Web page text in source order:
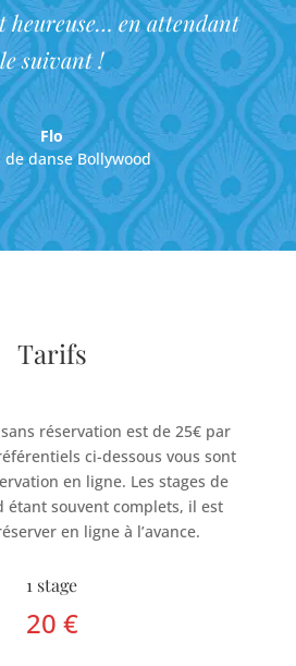
heureuse… en attendant
le suivant !
Flo
de danse Bollywood
Tarifs
réservation est de 25€ par
ci-dessous vous sont
en ligne. Les stages de
étant souvent complets, il est
en ligne à l’avance.
1 stage
20 €